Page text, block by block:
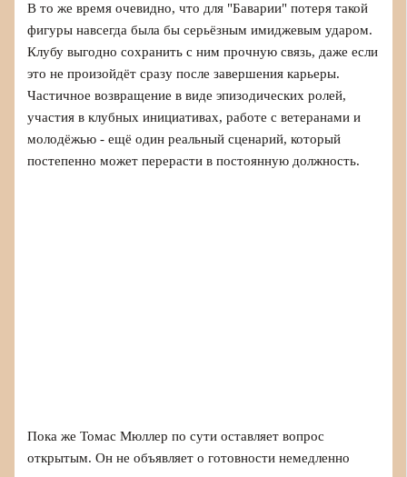
В то же время очевидно, что для "Баварии" потеря такой
фигуры навсегда была бы серьёзным имиджевым ударом.
Клубу выгодно сохранить с ним прочную связь, даже если
это не произойдёт сразу после завершения карьеры.
Частичное возвращение в виде эпизодических ролей,
участия в клубных инициативах, работе с ветеранами и
молодёжью - ещё один реальный сценарий, который
постепенно может перерасти в постоянную должность.
Пока же Томас Мюллер по сути оставляет вопрос
открытым. Он не объявляет о готовности немедленно